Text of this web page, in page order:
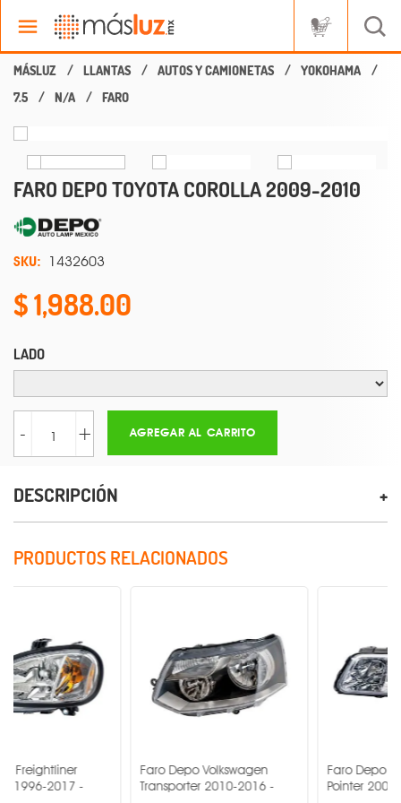
LLANTAS AUTOS Y CAMIONETAS
YOKOHAMA
7.5
N/A FARO
FARO DEPO TOYOTA COROLLA 2009-2010
SKU: 1432603
1,988.00
LADO
- + AGREGAR AL CARRITO
DESCRIPCIÓN
PRODUCTOS RELACIONADOS
-
Faro Depo Volkswagen
Transporter 2010-2016 -
Faro Depo Volkswagen
Pointer 2000-2005 -